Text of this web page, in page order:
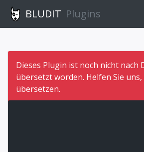
BLUDIT Plugins
Dieses Plugin ist noch nicht nach
übersetzt worden. Helfen Sie uns,
übersetzen.